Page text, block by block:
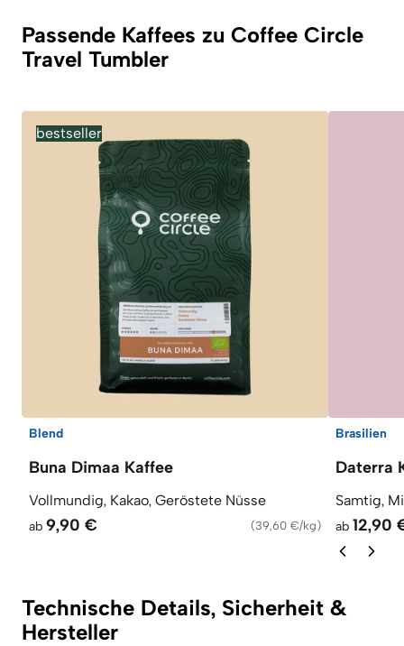
Passende Kaffees zu Coffee Circle
Travel Tumbler
bestseller
Blend
Buna Dimaa Kaffee
Vollmundig, Kakao, Geröstete Nüsse
ab 9,90 € (39,60 €/kg)
Brasilien
Daterra
Samtig,
ab 12,90
Technische Details, Sicherheit &
Hersteller